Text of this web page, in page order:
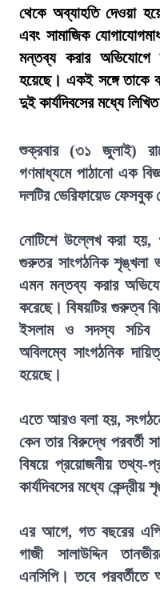
থেকে অব্যাহতি দেওয়া
এবং সামাজিক
মন্তব্য করার অভিযোগে
হয়েছে। একই সঙ্গে তাকে
দুই কার্যদিবসের মধ্যে
শুক্রবার (৩১ জুলাই)
গণমাধ্যমে পাঠানো এক
দলটির ভেরিফায়েড ফেসবুক
নোটিশে উল্লেখ করা হয়,
গুরুতর সাংগঠনিক শৃঙ্খলা
এমন মন্তব্য করার
করেছে। বিষয়টির গুরুত্ব
ইসলাম ও সদস্য সচিব
অবিলম্বে সাংগঠনিক
হয়েছে।
এতে আরও বলা হয়,
কেন তার বিরুদ্ধে পরবর্তী
বিষয়ে প্রয়োজনীয় তথ্য-
কার্যদিবসের মধ্যে
এর আগে, গত বছরের
গাজী সালাউদ্দিন
এনসিপি। তবে পরবর্তীতে